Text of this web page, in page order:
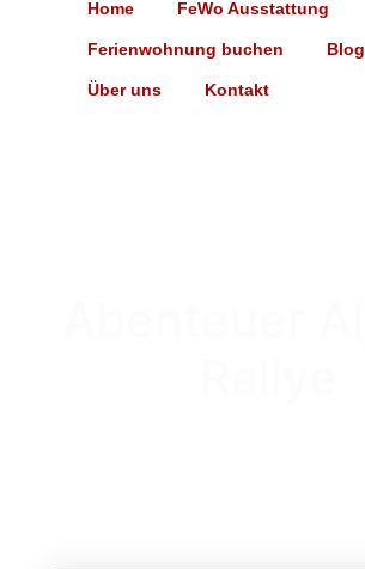
Home FeWo Ausstattung
Ferienwohnung buchen Blog
Über uns Kontakt